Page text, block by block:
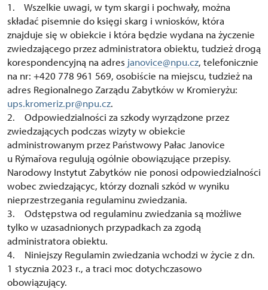
1. Wszelkie uwagi, w tym skargi i pochwały, można
składać pisemnie do księgi skarg i wniosków, która
znajduje się w obiekcie i która będzie wydana na życzenie
zwiedzającego przez administratora obiektu, tudzież drogą
korespondencyjną na adres janovice@npu.cz, telefonicznie
na nr: +420 778 961 569, osobiście na miejscu, tudzież na
adres Regionalnego Zarządu Zabytków w Kromieryżu:
ups.kromeriz.pr@npu.cz.
2. Odpowiedzialności za szkody wyrządzone przez
zwiedzających podczas wizyty w obiekcie
administrowanym przez Państwowy Pałac Janovice
u Rýmařova regulują ogólnie obowiązujące przepisy.
Narodowy Instytut Zabytków nie ponosi odpowiedzialności
wobec zwiedzającyc, którzy doznali szkód w wyniku
nieprzestrzegania regulaminu zwiedzania.
3. Odstępstwa od regulaminu zwiedzania są możliwe
tylko w uzasadnionych przypadkach za zgodą
administratora obiektu.
4. Niniejszy Regulamin zwiedzania wchodzi w życie z dn.
1 stycznia 2023 r., a traci moc dotychczasowo
obowiązujący.